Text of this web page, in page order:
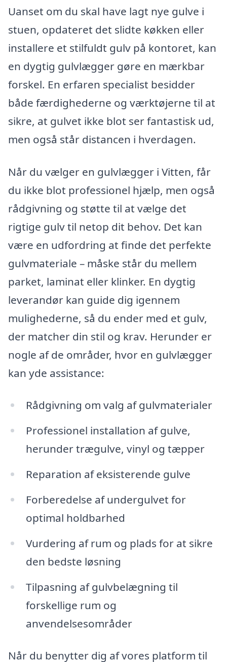
Uanset om du skal have lagt nye gulve i
stuen, opdateret det slidte køkken eller
installere et stilfuldt gulv på kontoret, kan
en dygtig gulvlægger gøre en mærkbar
forskel. En erfaren specialist besidder
både færdighederne og værktøjerne til at
sikre, at gulvet ikke blot ser fantastisk ud,
men også står distancen i hverdagen.
Når du vælger en gulvlægger i Vitten, får
du ikke blot professionel hjælp, men også
rådgivning og støtte til at vælge det
rigtige gulv til netop dit behov. Det kan
være en udfordring at finde det perfekte
gulvmateriale – måske står du mellem
parket, laminat eller klinker. En dygtig
leverandør kan guide dig igennem
mulighederne, så du ender med et gulv,
der matcher din stil og krav. Herunder er
nogle af de områder, hvor en gulvlægger
kan yde assistance:
Rådgivning om valg af gulvmaterialer
Professionel installation af gulve,
herunder trægulve, vinyl og tæpper
Reparation af eksisterende gulve
Forberedelse af undergulvet for
optimal holdbarhed
Vurdering af rum og plads for at sikre
den bedste løsning
Tilpasning af gulvbelægning til
forskellige rum og
anvendelsesområder
Når du benytter dig af vores platform til